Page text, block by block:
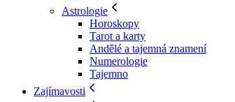
Astrologie
Horoskopy
Tarot a karty
Andělé a tajemná znamení
Numerologie
Tajemno
Zajímavosti